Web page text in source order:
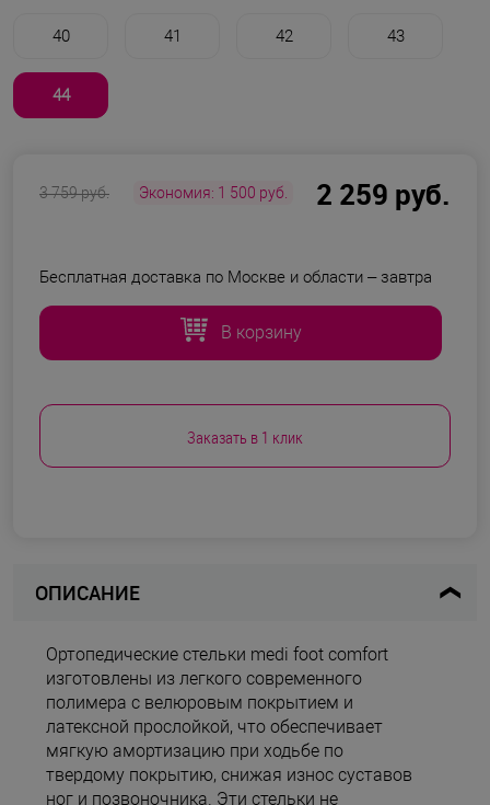
40 41 42 43
44
2 259 руб.
3 759 руб. Экономия: 1 500 руб.
Бесплатная доставка по Москве и области – завтра
В корзину
Заказать в 1 клик
ОПИСАНИЕ
Ортопедические стельки medi foot comfort
изготовлены из легкого современного
полимера с велюровым покрытием и
латексной прослойкой, что обеспечивает
мягкую амортизацию при ходьбе по
твердому покрытию, снижая износ суставов
ног и позвоночника. Эти стельки не